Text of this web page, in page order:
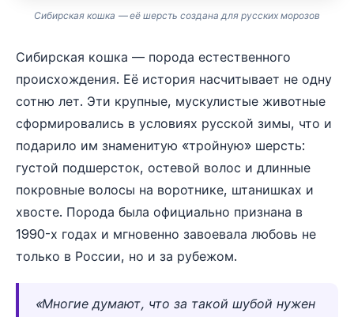
Сибирская кошка — её шерсть создана для русских морозов
Сибирская кошка — порода естественного
происхождения. Её история насчитывает не одну
сотню лет. Эти крупные, мускулистые животные
сформировались в условиях русской зимы, что и
подарило им знаменитую «тройную» шерсть:
густой подшерсток, остевой волос и длинные
покровные волосы на воротнике, штанишках и
хвосте. Порода была официально признана в
1990-х годах и мгновенно завоевала любовь не
только в России, но и за рубежом.
«Многие думают, что за такой шубой нужен